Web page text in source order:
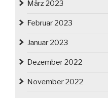
März 2023
Februar 2023
Januar 2023
Dezember 2022
November 2022